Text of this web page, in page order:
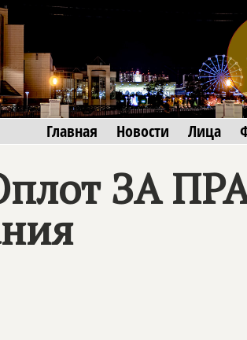
Главная Новости Лица
ЗА